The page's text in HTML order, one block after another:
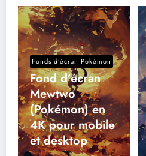
Fonds d’écran Pokémon
Fond d’écran
Mewtwo
(Pokémon) en
4K pour mobile
et desktop